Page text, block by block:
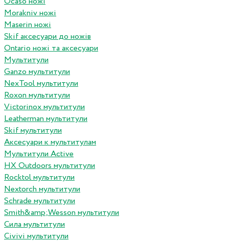
Morakniv ножі
Maserin ножі
Skif аксесуари до ножів
Ontario ножі та аксесуари
Мультитули
Ganzo мультитули
NexTool мультитули
Roxon мультитули
Victorinox мультитули
Leatherman мультитули
Skif мультитули
Аксесуари к мультитулам
Мультитули Active
HX Outdoors мультитули
Rocktol мультитули
Nextorch мультитули
Schrade мультитули
Smith&amp;Wesson мультитули
Сила мультитули
Civivi мультитули